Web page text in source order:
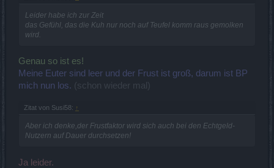
Leider habe ich zur Zeit
das Gefühl, das die Kuh nur noch auf Teufel komm raus gemolken
wird.
Genau so ist es!
Meine Euter sind leer und der Frust ist groß, darum ist BP
mich nun los. (schon wieder mal)
Zitat von Susi58: ↑
Aber ich denke,der Frustfaktor wird sich auch bei den Echtgeld-
Nutzern auf Dauer durchsetzen!
Ja leider.